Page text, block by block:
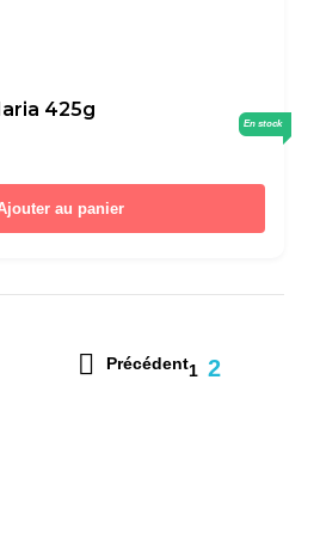
425g
En stock
au panier
 Précédent1 2